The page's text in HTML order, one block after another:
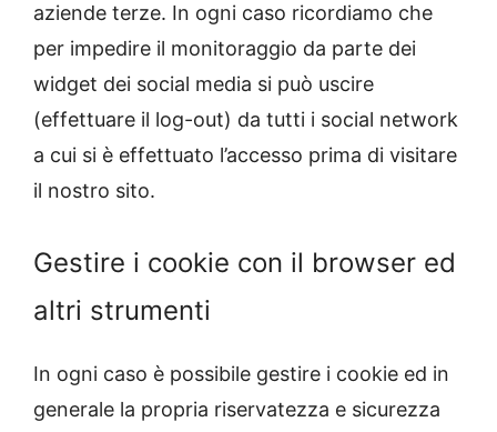
aziende terze. In ogni caso ricordiamo che
per impedire il monitoraggio da parte dei
widget dei social media si può uscire
(effettuare il log-out) da tutti i social network
a cui si è effettuato l’accesso prima di visitare
il nostro sito.
Gestire i cookie con il browser ed
altri strumenti
In ogni caso è possibile gestire i cookie ed in
generale la propria riservatezza e sicurezza